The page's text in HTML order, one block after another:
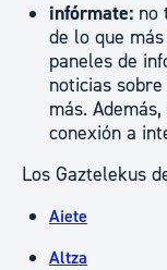
infórmate: no
de lo que
paneles de
noticias
más.
conexión a
Los Gaztelekus
Aiete
Altza